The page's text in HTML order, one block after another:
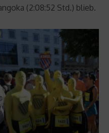
(2:08:52 Std.) blieb.